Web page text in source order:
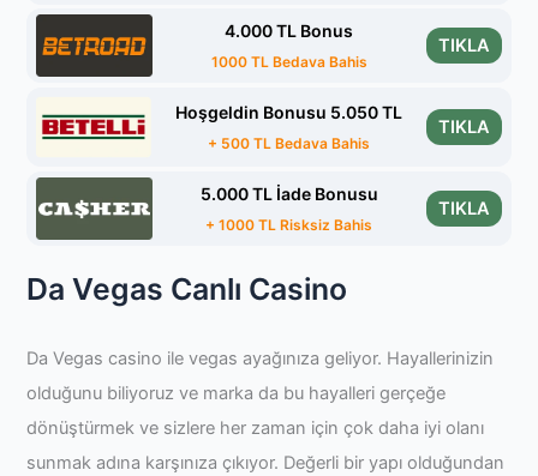
4.000 TL Bonus
1000 TL Bedava Bahis
TIKLA
Hoşgeldin Bonusu 5.050 TL
+ 500 TL Bedava Bahis
TIKLA
5.000 TL İade Bonusu
+ 1000 TL Risksiz Bahis
TIKLA
Da Vegas Canlı Casino
Da Vegas casino ile vegas ayağınıza geliyor. Hayallerinizin
olduğunu biliyoruz ve marka da bu hayalleri gerçeğe
dönüştürmek ve sizlere her zaman için çok daha iyi olanı
sunmak adına karşınıza çıkıyor. Değerli bir yapı olduğundan